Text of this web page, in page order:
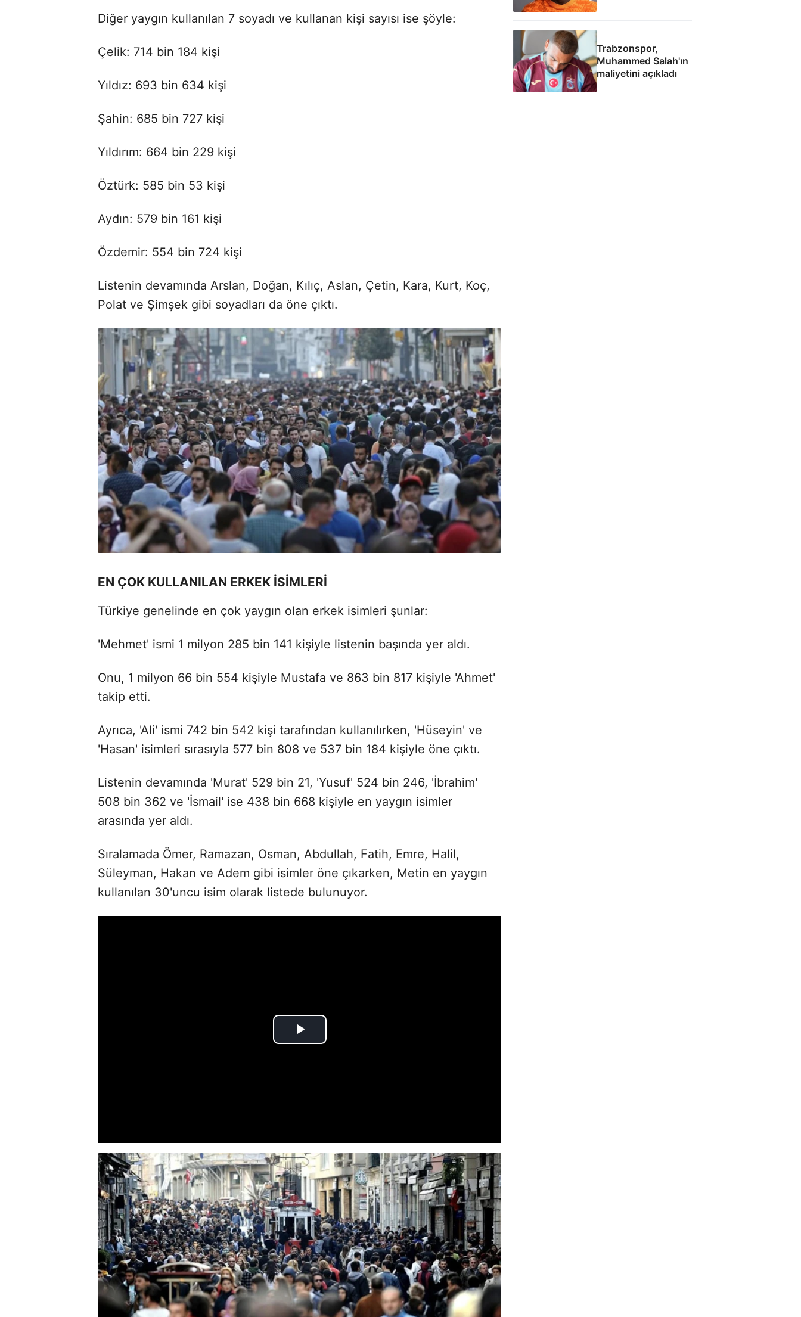
Diğer yaygın kullanılan 7 soyadı ve kullanan kişi sayısı ise şöyle:
Çelik: 714 bin 184 kişi
Yıldız: 693 bin 634 kişi
Şahin: 685 bin 727 kişi
Yıldırım: 664 bin 229 kişi
Öztürk: 585 bin 53 kişi
Aydın: 579 bin 161 kişi
Özdemir: 554 bin 724 kişi
Listenin devamında Arslan, Doğan, Kılıç, Aslan, Çetin, Kara, Kurt, Koç,
Polat ve Şimşek gibi soyadları da öne çıktı.
EN ÇOK KULLANILAN ERKEK İSİMLERİ
Türkiye genelinde en çok yaygın olan erkek isimleri şunlar:
'Mehmet' ismi 1 milyon 285 bin 141 kişiyle listenin başında yer aldı.
Onu, 1 milyon 66 bin 554 kişiyle Mustafa ve 863 bin 817 kişiyle 'Ahmet'
takip etti.
Ayrıca, 'Ali' ismi 742 bin 542 kişi tarafından kullanılırken, 'Hüseyin' ve
'Hasan' isimleri sırasıyla 577 bin 808 ve 537 bin 184 kişiyle öne çıktı.
Listenin devamında 'Murat' 529 bin 21, 'Yusuf' 524 bin 246, 'İbrahim'
508 bin 362 ve 'İsmail' ise 438 bin 668 kişiyle en yaygın isimler
arasında yer aldı.
Sıralamada Ömer, Ramazan, Osman, Abdullah, Fatih, Emre, Halil,
Süleyman, Hakan ve Adem gibi isimler öne çıkarken, Metin en yaygın
kullanılan 30'uncu isim olarak listede bulunuyor.
Trabzonspor,
Muhammed Salah'ın
maliyetini açıkladı